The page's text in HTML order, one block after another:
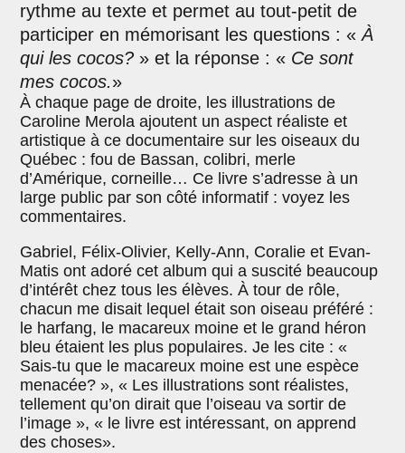
rythme au texte et permet au tout-petit de
participer en mémorisant les questions : «À
qui les cocos? » et la réponse : « Ce sont
mes cocos.»
À chaque page de droite, les illustrations de
Caroline Merola ajoutent un aspect réaliste et
artistique à ce documentaire sur les oiseaux du
Québec : fou de Bassan, colibri, merle
d’Amérique, corneille… Ce livre s’adresse à un
large public par son côté informatif : voyez les
commentaires.
Gabriel, Félix-Olivier, Kelly-Ann, Coralie et Evan-
Matis ont adoré cet album qui a suscité beaucoup
d’intérêt chez tous les élèves. À tour de rôle,
chacun me disait lequel était son oiseau préféré :
le harfang, le macareux moine et le grand héron
bleu étaient les plus populaires. Je les cite : «
Sais-tu que le macareux moine est une espèce
menacée? », « Les illustrations sont réalistes,
tellement qu’on dirait que l’oiseau va sortir de
l’image », « le livre est intéressant, on apprend
des choses».